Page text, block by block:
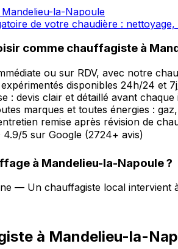
la-Napoule
de votre chaudière :
comme chauffagiste à
ou sur RDV, avec notre
disponibles 24h/24 et
: devis clair et détaillé avant
marques et toutes énergies :
remise après révision de
4.9/5 sur Google (2724+ avis)
à Mandelieu-la-Napoule ?
— Un chauffagiste local intervient
à Mandelieu-la-